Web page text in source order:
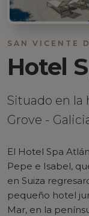
SAN VICENTE
Hotel
Situado en la
Grove -
El Hotel Spa
Pepe e Isabel,
en Suiza
pequeño hotel
Mar, en la